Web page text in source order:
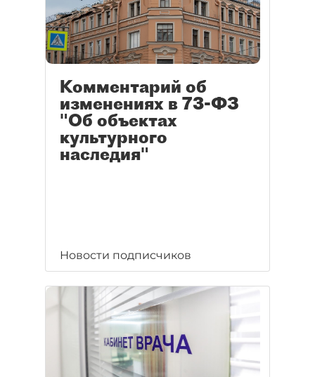
Комментарий об
изменениях в 73-ФЗ
"Об объектах
культурного
наследия"
Новости подписчиков